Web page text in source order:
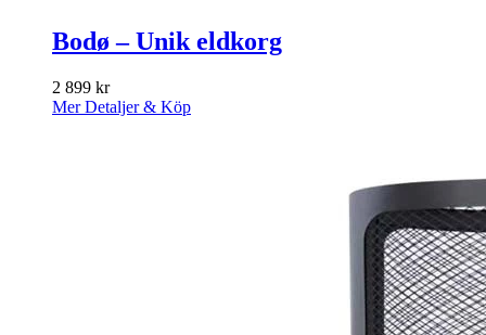
Bodø – Unik eldkorg
2 899 kr
Mer Detaljer & Köp